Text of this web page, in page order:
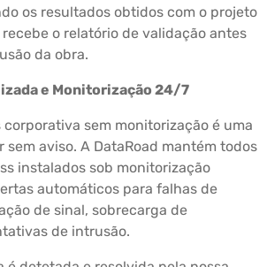
os resultados obtidos com o projeto
o relatório de validação antes
da obra.
e Monitorização 24/7
corporativa sem monitorização é uma
sem aviso. A DataRoad mantém todos
instalados sob monitorização
automáticos para falhas de
de sinal, sobrecarga de
de intrusão.